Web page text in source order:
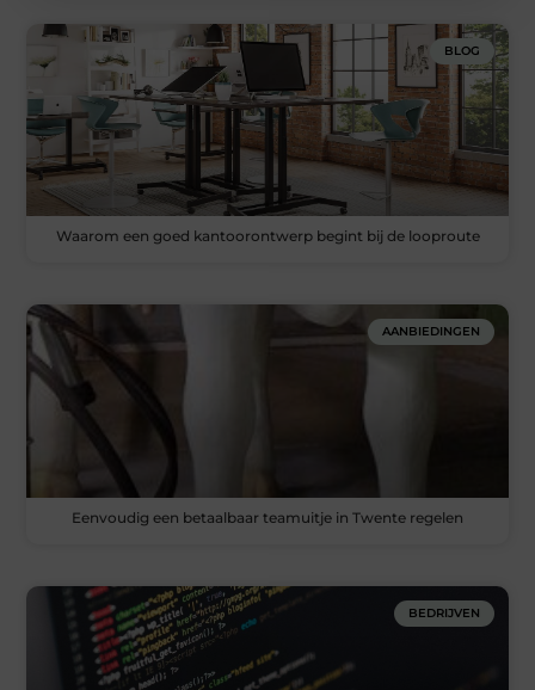
BLOG
Waarom een goed kantoorontwerp begint bij de looproute
AANBIEDINGEN
Eenvoudig een betaalbaar teamuitje in Twente regelen
BEDRIJVEN